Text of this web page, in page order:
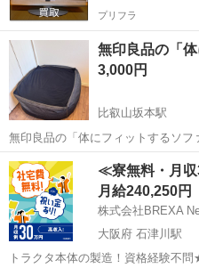
プリフラ
無印良品の「体
3,000円
比叡山坂本駅
無印良品の「体にフィットするソフ
が、実際使用した時間は3ヶ月程度
す。
滋賀 大津市 比叡山坂本駅
体にフィットするソファ
≪寮無料・月
月給240,250円
株式会社BREXA
大阪府 石津川駅
トラクタ本体の製造！資格経験不